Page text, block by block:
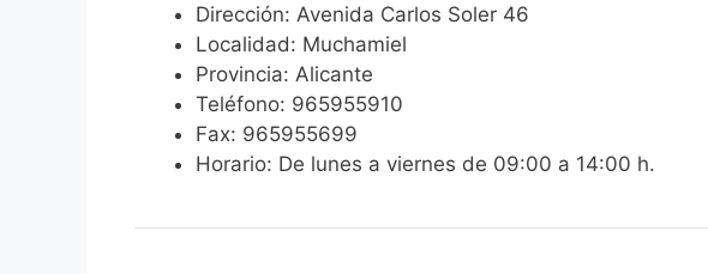
Dirección: Avenida Carlos Soler 46
Localidad: Muchamiel
Provincia: Alicante
Teléfono: 965955910
Fax: 965955699
Horario: De lunes a viernes de 09:00 a 14:00 h.